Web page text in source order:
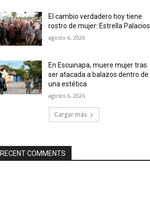
El cambio verdadero hoy tiene
rostro de mujer: Estrella Palacios
agosto 6, 2026
En Escuinapa, muere mujer tras
ser atacada a balazos dentro de
una estética
agosto 6, 2026
Cargar más
RECENT COMMENTS